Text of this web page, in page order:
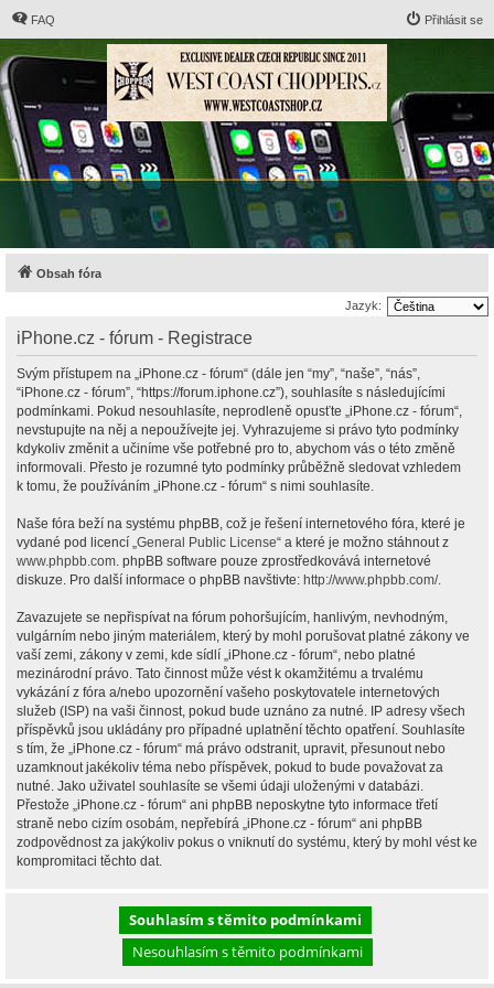
FAQ Přihlásit se
Obsah fóra
Jazyk:
iPhone.cz - fórum - Registrace
Svým přístupem na „iPhone.cz - fórum“ (dále jen “my”, “naše”, “nás”,
“iPhone.cz - fórum”, “https://forum.iphone.cz”), souhlasíte s následujícími
podmínkami. Pokud nesouhlasíte, neprodleně opusťte „iPhone.cz - fórum“,
nevstupujte na něj a nepoužívejte jej. Vyhrazujeme si právo tyto podmínky
kdykoliv změnit a učiníme vše potřebné pro to, abychom vás o této změně
informovali. Přesto je rozumné tyto podmínky průběžně sledovat vzhledem
k tomu, že používáním „iPhone.cz - fórum“ s nimi souhlasíte.
Naše fóra beží na systému phpBB, což je řešení internetového fóra, které je
vydané pod licencí „General Public License“ a které je možno stáhnout z
www.phpbb.com. phpBB software pouze zprostředkovává internetové
diskuze. Pro další informace o phpBB navštivte: http://www.phpbb.com/.
Zavazujete se nepřispívat na fórum pohoršujícím, hanlivým, nevhodným,
vulgárním nebo jiným materiálem, který by mohl porušovat platné zákony ve
vaší zemi, zákony v zemi, kde sídlí „iPhone.cz - fórum“, nebo platné
mezinárodní právo. Tato činnost může vést k okamžitému a trvalému
vykázání z fóra a/nebo upozornění vašeho poskytovatele internetových
služeb (ISP) na vaši činnost, pokud bude uznáno za nutné. IP adresy všech
příspěvků jsou ukládány pro případné uplatnění těchto opatření. Souhlasíte
s tím, že „iPhone.cz - fórum“ má právo odstranit, upravit, přesunout nebo
uzamknout jakékoliv téma nebo příspěvek, pokud to bude považovat za
nutné. Jako uživatel souhlasíte se všemi údaji uloženými v databázi.
Přestože „iPhone.cz - fórum“ ani phpBB neposkytne tyto informace třetí
straně nebo cizím osobám, nepřebírá „iPhone.cz - fórum“ ani phpBB
zodpovědnost za jakýkoliv pokus o vniknutí do systému, který by mohl vést ke
kompromitaci těchto dat.